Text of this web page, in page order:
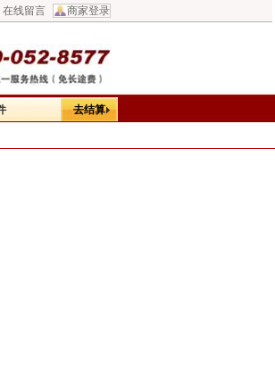
在线留言 商家登录
去结算